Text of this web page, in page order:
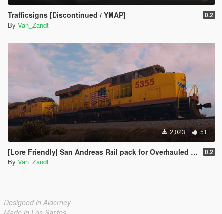
Trafficsigns [Discontinued / YMAP] 0.2
By Van_Zandt
2,023 51
[Lore Friendly] San Andreas Rail pack for Overhauled trains 0.2
By Van_Zandt
Designed in Alderney